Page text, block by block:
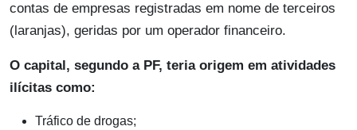
contas de empresas registradas em nome de terceiros
(laranjas), geridas por um operador financeiro.
O capital, segundo a PF, teria origem em atividades
ilícitas como:
Tráfico de drogas;